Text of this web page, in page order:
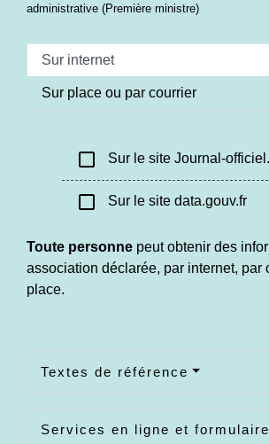
administrative (Première ministre)
Sur internet
Sur place ou par courrier
check_box_outline_blank Sur le site Journal-
check_box_outline_blank Sur le site data.gouv.fr
Toute personne peut obtenir des
association déclarée, par internet, par
place.
Textes de référence
Services en ligne et